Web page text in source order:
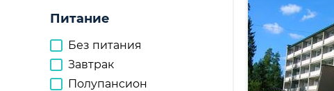
Питание
Без питания
Завтрак
Полупансион